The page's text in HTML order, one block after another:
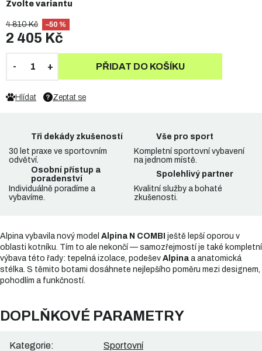
4 810 Kč –50 %
2 405 Kč
Zvolte variantu
PŘIDAT DO KOŠÍKU
Zeptat se
Hlídat
Tři dekády zkušeností
30 let praxe ve sportovním
odvětví.
Vše pro sport
Kompletní sportovní vybavení
na jednom místě.
Osobní přístup a
poradenství
Individuálně poradíme a
vybavíme.
Spolehlivý partner
Kvalitní služby a bohaté
zkušenosti.
Alpina vybavila nový model Alpina N COMBI ještě lepší oporou v
oblasti kotníku. Tím to ale nekončí — samozřejmostí je také kompletní
výbava této řady: tepelná izolace, podešev Alpina a anatomická
stélka. S těmito botami dosáhnete nejlepšího poměru mezi designem,
pohodlím a funkčností.
DOPLŇKOVÉ PARAMETRY
Kategorie: Sportovní